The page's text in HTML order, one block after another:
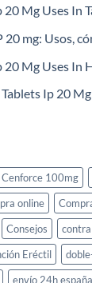
20 Mg Uses In
20 mg: Usos,
20 Mg Uses In
Ip 20
Cenforce 100mg
online
Consejos
Eréctil
envío 24h españa